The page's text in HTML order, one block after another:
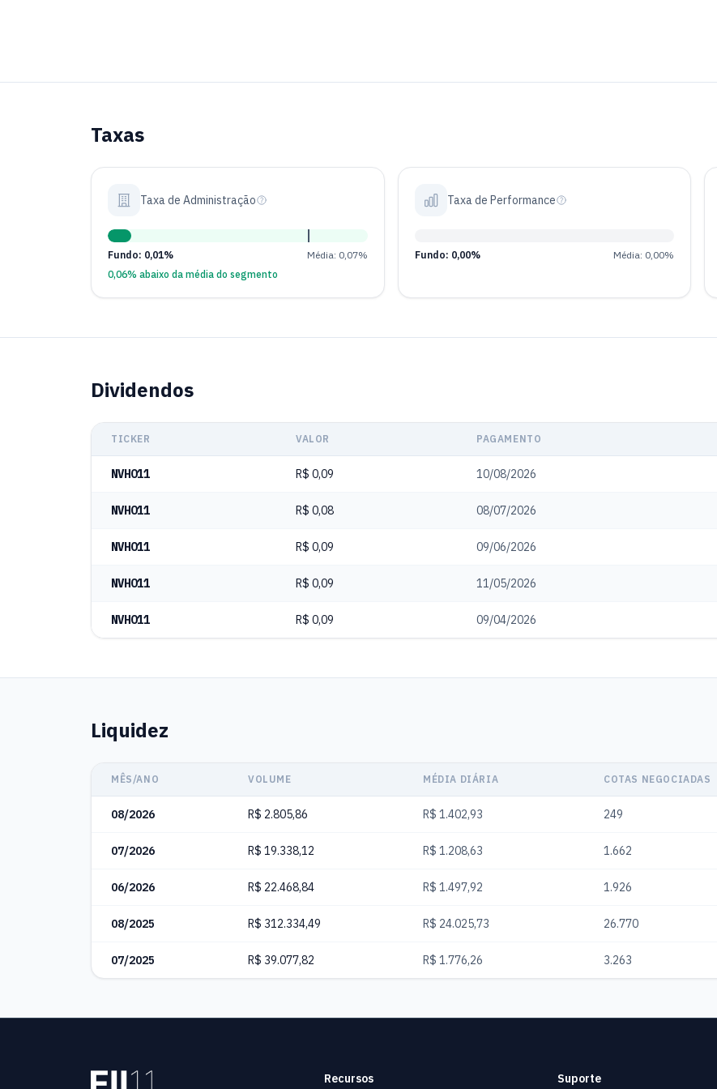
Taxas
Taxa de Administração
Fundo: 0,01%
Média: 0,07%
0,06% abaixo da média do segmento
Taxa de Performance
Fundo: 0,00% Média: 0,00%
Dividendos
TICKER VALOR PAGAMENTO
NVHO11 R$ 0,09 10/08/2026
NVHO11 R$ 0,08 08/07/2026
NVHO11 R$ 0,09 09/06/2026
NVHO11 R$ 0,09 11/05/2026
NVHO11 R$ 0,09 09/04/2026
Liquidez
MÊS/ANO VOLUME MÉDIA DIÁRIA COTAS NEGOCIADAS
08/2026 R$ 2.805,86 R$ 1.402,93 249
07/2026 R$ 19.338,12 R$ 1.208,63 1.662
06/2026 R$ 22.468,84 R$ 1.497,92 1.926
08/2025 R$ 312.334,49 R$ 24.025,73 26.770
07/2025 R$ 39.077,82 R$ 1.776,26 3.263
Recursos Suporte